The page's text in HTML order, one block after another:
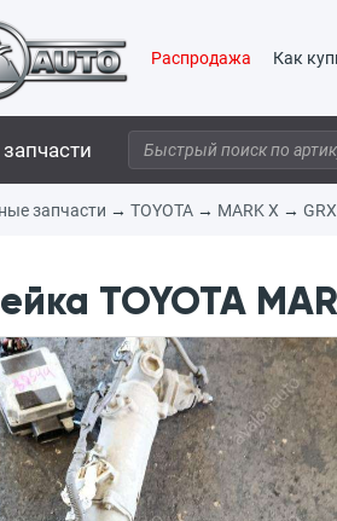
Распродажа Как
запчасти → TOYOTA → MARK X →
TOYOTA